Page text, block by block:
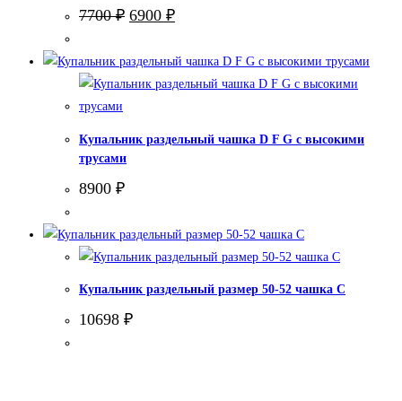
7700₽ Первоначальная
7700 ₽.
6900 ₽Текущая
Купальник раздельный чашка D F G с высокими
трусами
8900 ₽
Купальник раздельный размер 50-52 чашка С
10698 ₽